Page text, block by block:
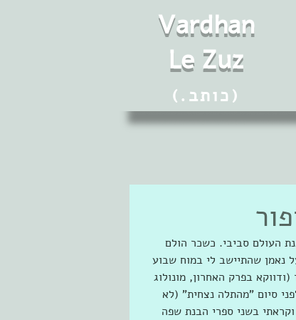
Vardhan
Le Zuz
(.כותב)
העולם סביבי. כשכר הולם
נאמן שהתיישב לי במוח שבוע
בפרק האחרון, מונולוג
סיום "מהתלה נצחית" (לא
וקראתי בשני ספרי הבנת שפה